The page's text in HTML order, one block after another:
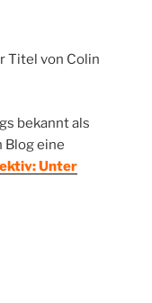
bekannt als
Blog eine
Unter